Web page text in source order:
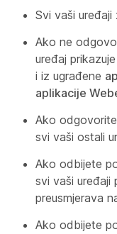
Svi vaši
Ako ne
uređaj
i iz ugrađene
aplikacije
Ako
svi vaši ostali
Ako odbijete
svi vaši uređaji
preusmjerava
Ako odbijete